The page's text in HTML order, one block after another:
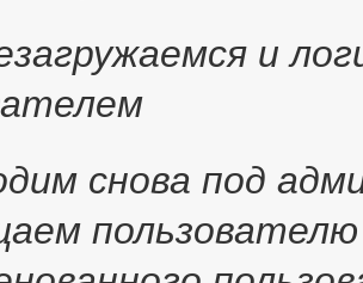
и
снова под